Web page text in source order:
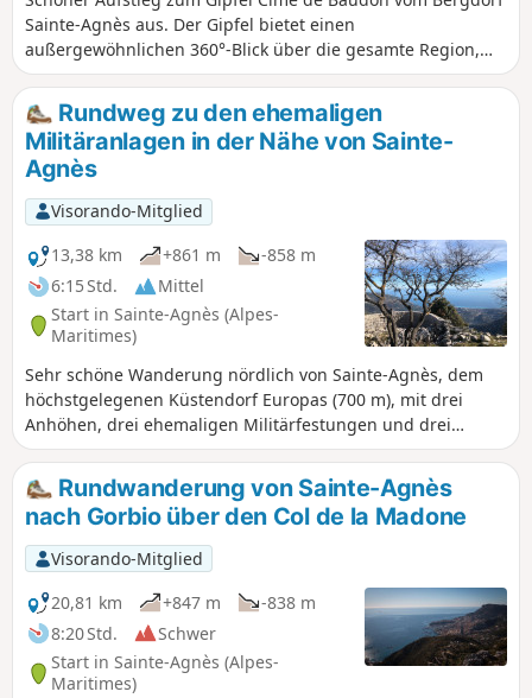
Sainte-Agnès aus. Der Gipfel bietet einen
außergewöhnlichen 360°-Blick über die gesamte Region,
insbesondere auf Menton, aber auch auf andere Städte an
der Küste und zahlreiche Berggipfel.
Rundweg zu den ehemaligen
Militäranlagen in der Nähe von Sainte-
Agnès
Visorando-Mitglied
13,38 km
+861 m
-858 m
6:15 Std.
Mittel
Start in Sainte-Agnès (Alpes-
Maritimes)
Sehr schöne Wanderung nördlich von Sainte-Agnès, dem
höchstgelegenen Küstendorf Europas (700 m), mit drei
Anhöhen, drei ehemaligen Militärfestungen und drei
verschiedenen Aussichtspunkten auf dem Programm: die
Südalpen vom Mont Ours aus, der Osten vom Pic de
Garuche aus und schließlich die Pointe de Siricocca, ein
felsiger Gipfel, der die Küste überragt.
Rundwanderung von Sainte-Agnès
nach Gorbio über den Col de la Madone
Visorando-Mitglied
20,81 km
+847 m
-838 m
8:20 Std.
Schwer
Start in Sainte-Agnès (Alpes-
Maritimes)